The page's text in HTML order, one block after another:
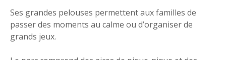
Ses grandes pelouses permettent aux familles de
passer des moments au calme ou d’organiser de
grands jeux.